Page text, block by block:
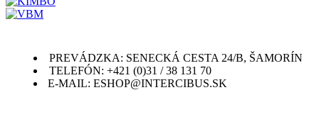
PREVÁDZKA: SENECKÁ CESTA 24/B, ŠAMORÍN
TELEFÓN: +421 (0)31 / 38 131 70
E-MAIL: ESHOP@INTERCIBUS.SK